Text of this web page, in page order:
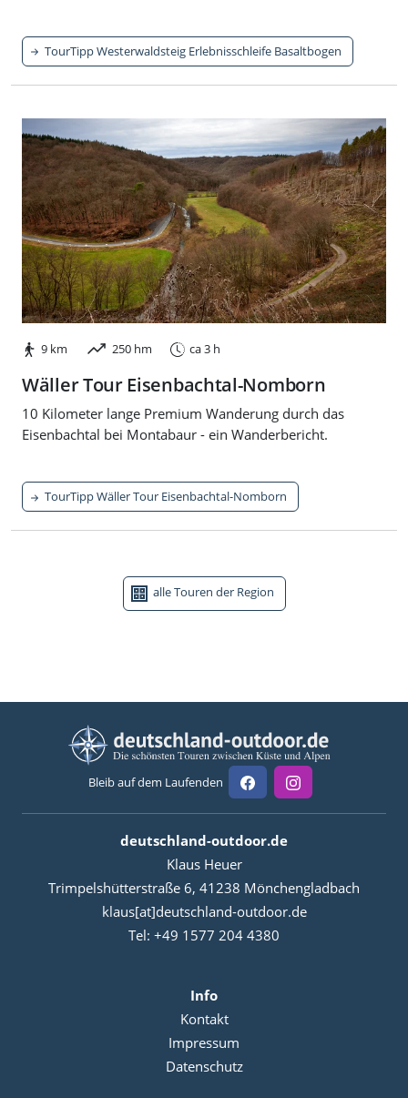
TourTipp Westerwaldsteig Erlebnisschleife Basaltbogen
9 km 250 hm ca 3 h
Wäller Tour Eisenbachtal-Nomborn
10 Kilometer lange Premium Wanderung durch das
Eisenbachtal bei Montabaur - ein Wanderbericht.
TourTipp Wäller Tour Eisenbachtal-Nomborn
alle Touren der Region
Bleib auf dem Laufenden
deutschland-outdoor.de
Klaus Heuer
Trimpelshütterstraße 6, 41238 Mönchengladbach
klaus[at]deutschland-outdoor.de
Tel: +49 1577 204 4380
Info
Kontakt
Impressum
Datenschutz